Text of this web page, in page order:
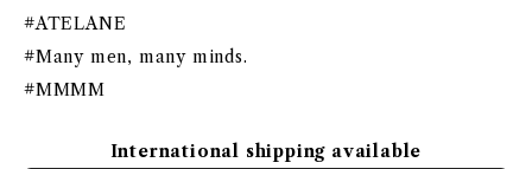
#ATELANE
#Many men, many minds.
#MMMM
International shipping available